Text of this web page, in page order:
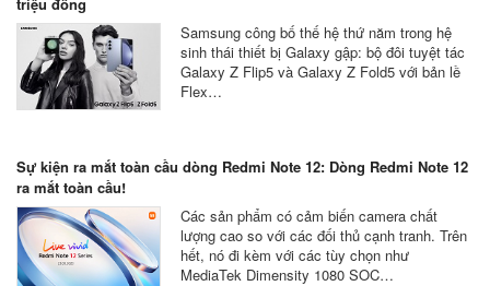
Samsung công bố thế hệ thứ năm trong hệ
sinh thái thiết bị Galaxy gập: bộ đôi tuyệt tác
Galaxy Z Flip5 và Galaxy Z Fold5 với bản lề
Flex…
Sự kiện ra mắt toàn cầu dòng Redmi Note 12: Dòng Redmi Note 12
ra mắt toàn cầu!
Các sản phẩm có cảm biến camera chất
lượng cao so với các đối thủ cạnh tranh. Trên
hết, nó đi kèm với các tùy chọn như
MediaTek Dimensity 1080 SOC…